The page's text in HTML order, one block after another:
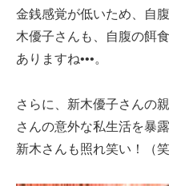
金銭感覚が低いため、自
木優子さんも、自腹の餌
ありますね•••。
さらに、新木優子さんの
さんの意外な私生活を暴
新木さんも照れ笑い！（笑